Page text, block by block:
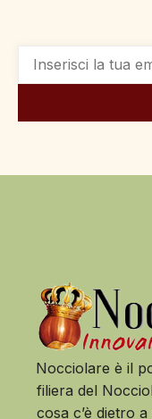
Nocciolare è il
filiera del
cosa c’è dietro